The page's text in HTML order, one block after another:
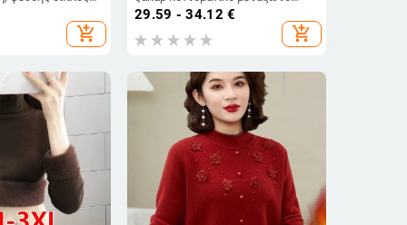
λαιμός,
add_shopping_cart
πουλόβερ πάγου Κορεάτικο
χαλαρό στρογγυλό λαιμόκοψη
λεπτό
29.59 - 34.12 €
add_shopping_cart